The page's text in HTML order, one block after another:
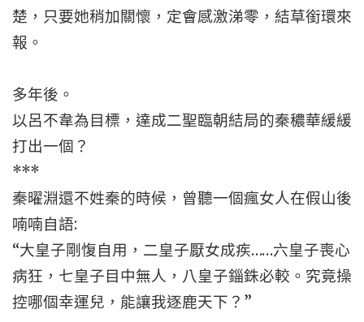
楚，只要她稍加關懷，定會感激涕零，結草銜環來
報。
多年後。
以呂不韋為目標，達成二聖臨朝結局的秦穠華緩緩
打出一個？
***
秦曜淵還不姓秦的時候，曾聽一個瘋女人在假山後
喃喃自語:
“大皇子剛愎自用，二皇子厭女成疾……六皇子喪心
病狂，七皇子目中無人，八皇子錙銖必較。究竟操
控哪個幸運兒，能讓我逐鹿天下？”